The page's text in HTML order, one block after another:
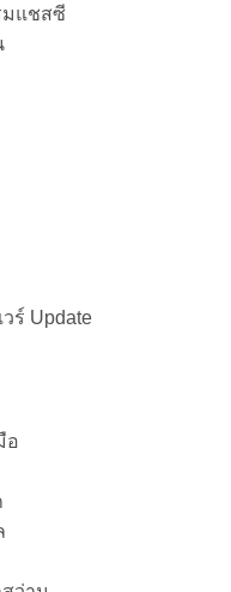
มแชสซี
ร์ Update
อ